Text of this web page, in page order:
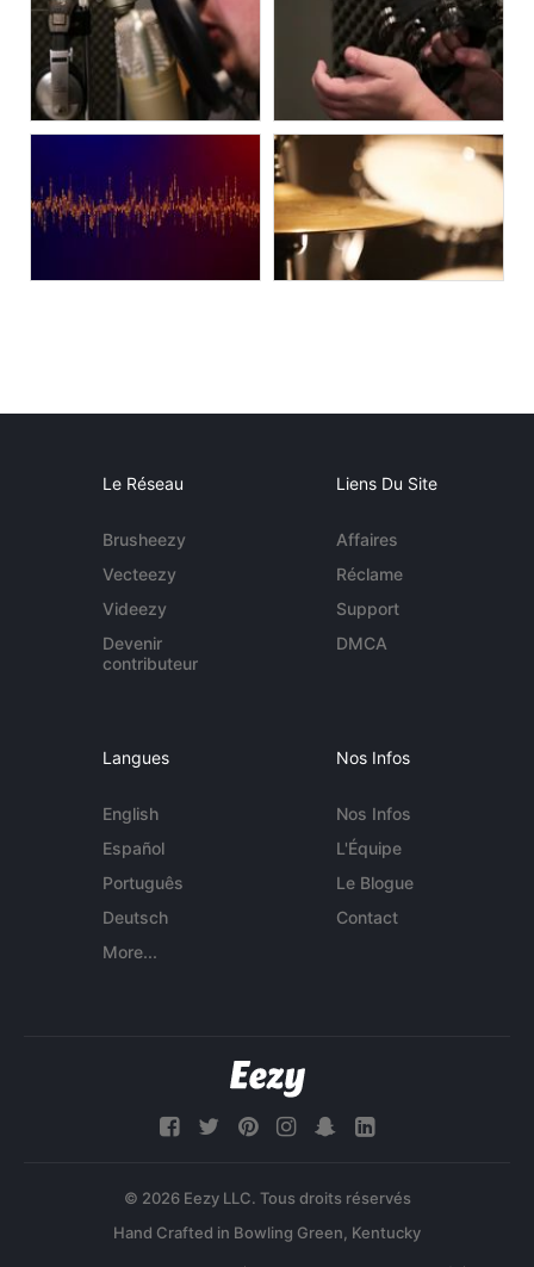
Le Réseau
Brusheezy
Vecteezy
Videezy
Devenir
contributeur
Liens Du Site
Affaires
Réclame
Support
DMCA
Langues
English
Español
Português
Deutsch
More...
Nos Infos
Nos Infos
L'Équipe
Le Blogue
Contact
© 2026 Eezy LLC. Tous droits réservés